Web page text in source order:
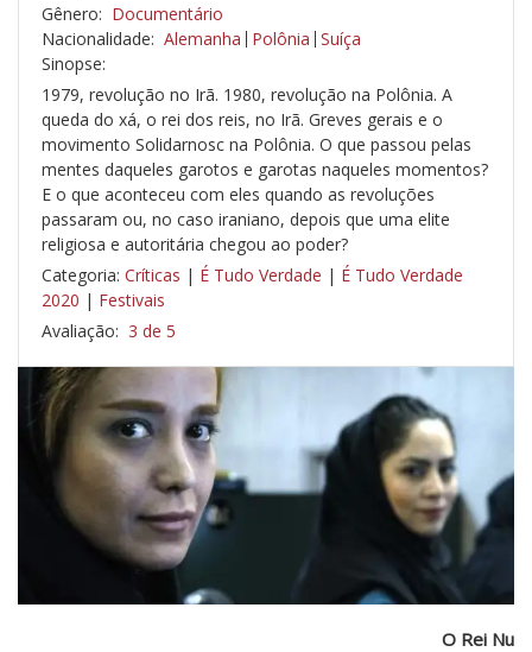
Gênero: Documentário
Nacionalidade: Alemanha Polônia Suíça
Sinopse:
1979, revolução no Irã. 1980, revolução na Polônia. A
queda do xá, o rei dos reis, no Irã. Greves gerais e o
movimento Solidarnosc na Polônia. O que passou pelas
mentes daqueles garotos e garotas naqueles momentos?
E o que aconteceu com eles quando as revoluções
passaram ou, no caso iraniano, depois que uma elite
religiosa e autoritária chegou ao poder?
Categoria: Críticas | É Tudo Verdade | É Tudo Verdade
2020 | Festivais
Avaliação: 3 de 5
O Rei Nu